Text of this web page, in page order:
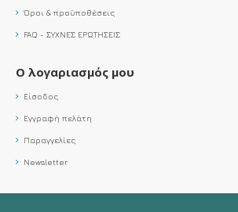
Όροι & προϋποθέσεις
FAQ - ΣΥΧΝΕΣ ΕΡΩΤΗΣΕΙΣ
Ο λογαριασμός μου
Είσοδος
Εγγραφή πελάτη
Παραγγελίες
Newsletter